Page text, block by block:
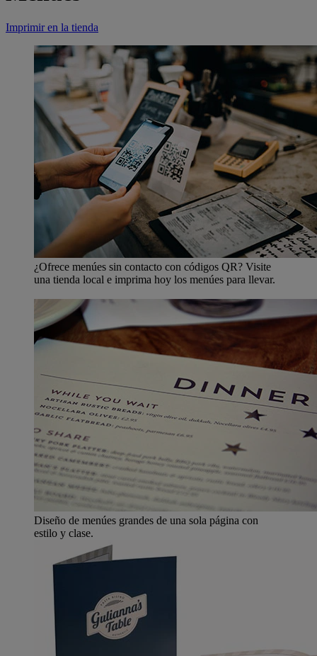
Imprimir en la tienda
¿Ofrece menúes sin contacto con códigos QR? Visite
una tienda local e imprima hoy los menúes para llevar.
Diseño de menúes grandes de una sola página con
estilo y clase.